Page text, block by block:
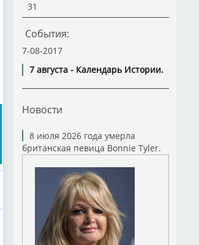
31
События:
7-08-2017
7 августа - Календарь Истории.
Новости
8 июля 2026 года умерла
британская певица Bonnie Tyler.